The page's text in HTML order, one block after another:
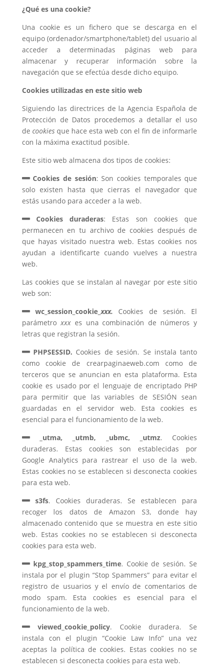
¿Qué es una cookie?
Una cookie es un fichero que se descarga en el
equipo (ordenador/smartphone/tablet) del usuario al
acceder a determinadas páginas web para
almacenar y recuperar información sobre la
navegación que se efectúa desde dicho equipo.
Cookies utilizadas en este sitio web
Siguiendo las directrices de la Agencia Española de
Protección de Datos procedemos a detallar el uso
de cookiesque hace esta web con el fin de informarle
con la máxima exactitud posible.
Este sitio web almacena dos tipos de cookies:
Cookies de sesión: Son cookies temporales que
solo existen hasta que cierras el navegador que
estás usando para acceder a la web.
Cookies duraderas: Estas son cookies que
permanecen en tu archivo de cookies después de
que hayas visitado nuestra web. Estas cookies nos
ayudan a identificarte cuando vuelves a nuestra
web.
Las cookies que se instalan al navegar por este sitio
web son:
wc_session_cookie_xxx. Cookies de sesión. El
parámetroxxxes una combinación de números y
letras que registran la sesión.
PHPSESSID. Cookies de sesión. Se instala tanto
como cookie de crearpaginaeweb.com como de
terceros que se anuncian en esta plataforma. Esta
cookie es usado por el lenguaje de encriptado PHP
para permitir que las variables de SESIÓN sean
guardadas en el servidor web. Esta cookies es
esencial para el funcionamiento de la web.
_utma, _utmb, _ubmc, _utmz. Cookies
duraderas. Estas cookies son establecidas por
Google Analytics para rastrear el uso de la web.
Estas cookies no se establecen si desconecta cookies
para esta web.
s3fs. Cookies duraderas. Se establecen para
recoger los datos de Amazon S3, donde hay
almacenado contenido que se muestra en este sitio
web. Estas cookies no se establecen si desconecta
cookies para esta web.
kpg_stop_spammers_time. Cookie de sesión. Se
instala por el plugin “Stop Spammers” para evitar el
registro de usuarios y el envío de comentarios de
modo spam. Esta cookies es esencial para el
funcionamiento de la web.
viewed_cookie_policy. Cookie duradera. Se
instala con el plugin “Cookie Law Info” una vez
aceptas la política de cookies. Estas cookies no se
establecen si desconecta cookies para esta web.